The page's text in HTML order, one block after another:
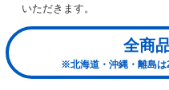
いただきます。
全商
※北海道・沖縄・離島は